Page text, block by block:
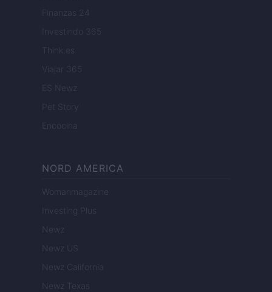
Finanzas 24
Investindo 365
Think.es
Viajar 365
ES Newz
Pet Story
Encocina
NORD AMERICA
Womanmagazine
Investing Plus
Newz
Newz US
Newz California
Newz Texas